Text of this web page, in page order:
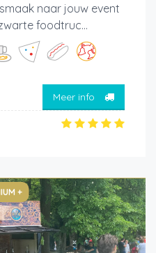
naar jouw event
foodtruc...
Meer info
+